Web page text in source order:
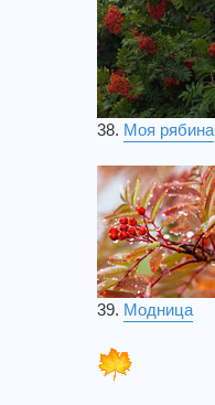
38. Моя рябина
39. Модница